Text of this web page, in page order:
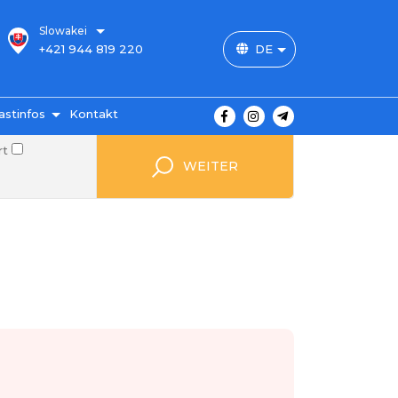
Slowakei
+421 944 819 220 DE
Preise
Kontakt
WEITER